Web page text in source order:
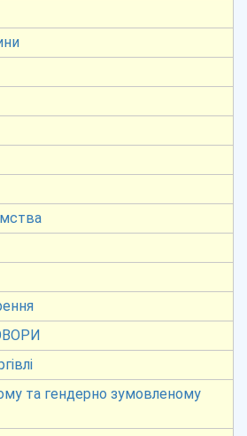
та гендерно зумовленому